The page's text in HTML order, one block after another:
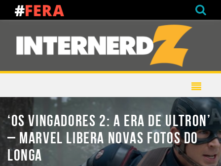
‘OS VINGADORES 2: A ERA DE ULTRON’
– MARVEL LIBERA NOVAS FOTOS DO
LONGA